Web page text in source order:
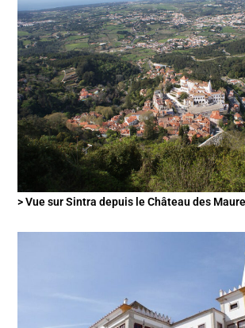
> Vue sur Sintra depuis le Château des